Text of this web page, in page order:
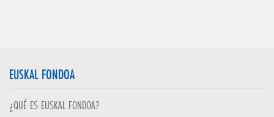
EUSKAL FONDOA
¿QUÉ ES EUSKAL FONDOA?